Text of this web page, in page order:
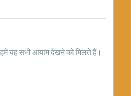
यह सभी आयाम देखने को मिलते हैं।